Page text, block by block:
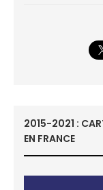
2015-2021 :
EN FRANCE